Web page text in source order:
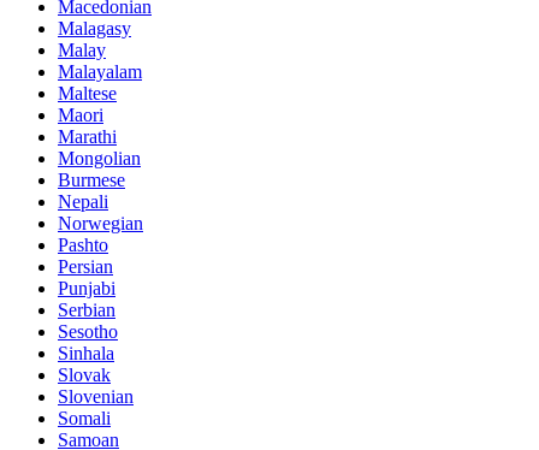
Macedonian
Malagasy
Malay
Malayalam
Maltese
Maori
Marathi
Mongolian
Burmese
Nepali
Norwegian
Pashto
Persian
Punjabi
Serbian
Sesotho
Sinhala
Slovak
Slovenian
Somali
Samoan